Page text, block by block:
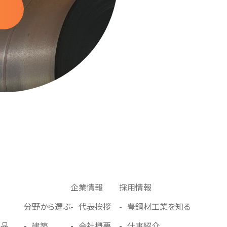
分野から選ぶ
企業情報
代表挨拶
採用情報
豊鋼材⼯業を知る